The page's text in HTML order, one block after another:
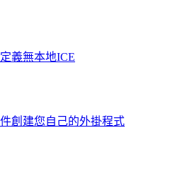
義無本地ICE
創建您自己的外掛程式